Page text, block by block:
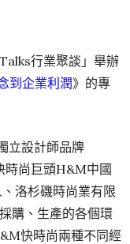
行業聚談」舉辦
到企業利潤》的專
立設計師品牌
時尚巨頭H&M中國
洛杉磯時尚業有限
購、生產的各個環
快時尚兩種不同經